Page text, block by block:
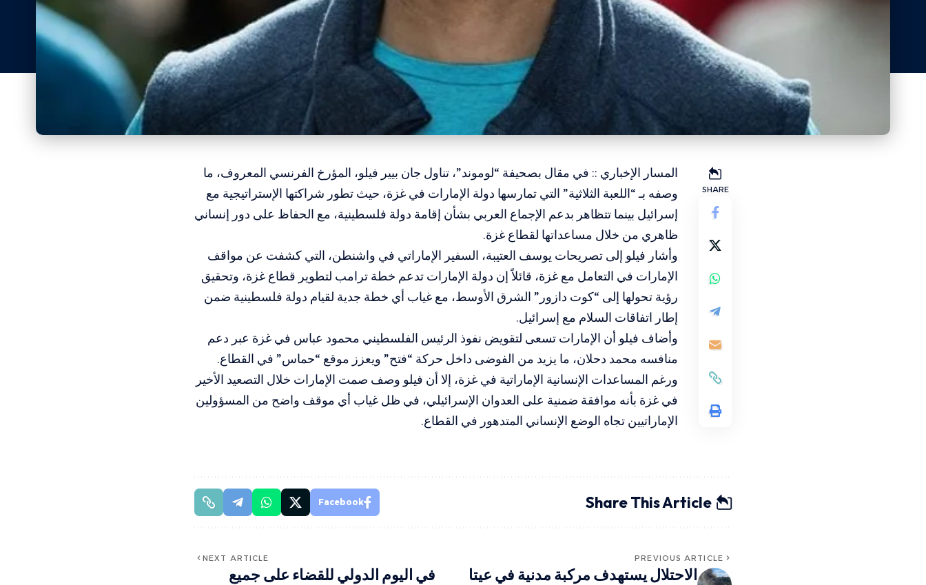
SHARE
المسار الإخباري :: في مقال بصحيفة “لوموند”، تناول جان بيير فيلو، المؤرخ الفرنسي المعروف، ما
وصفه بـ “اللعبة الثلاثية” التي تمارسها دولة الإمارات في غزة، حيث تطور شراكتها الإستراتيجية مع
إسرائيل بينما تتظاهر بدعم الإجماع العربي بشأن إقامة دولة فلسطينية، مع الحفاظ على دور إنساني
ظاهري من خلال مساعداتها لقطاع غزة.
وأشار فيلو إلى تصريحات يوسف العتيبة، السفير الإماراتي في واشنطن، التي كشفت عن مواقف
الإمارات في التعامل مع غزة، قائلاً إن دولة الإمارات تدعم خطة ترامب لتطوير قطاع غزة، وتحقيق
رؤية تحولها إلى “كوت دازور” الشرق الأوسط، مع غياب أي خطة جدية لقيام دولة فلسطينية ضمن
إطار اتفاقات السلام مع إسرائيل.
وأضاف فيلو أن الإمارات تسعى لتقويض نفوذ الرئيس الفلسطيني محمود عباس في غزة عبر دعم
منافسه محمد دحلان، ما يزيد من الفوضى داخل حركة “فتح” ويعزز موقع “حماس” في القطاع.
ورغم المساعدات الإنسانية الإماراتية في غزة، إلا أن فيلو وصف صمت الإمارات خلال التصعيد الأخير
في غزة بأنه موافقة ضمنية على العدوان الإسرائيلي، في ظل غياب أي موقف واضح من المسؤولين
الإماراتيين تجاه الوضع الإنساني المتدهور في القطاع.
Share This Article
Facebook
PREVIOUS ARTICLE
الاحتلال يستهدف مركبة مدنية في عيتا
NEXT ARTICLE
في اليوم الدولي للقضاء على جميع